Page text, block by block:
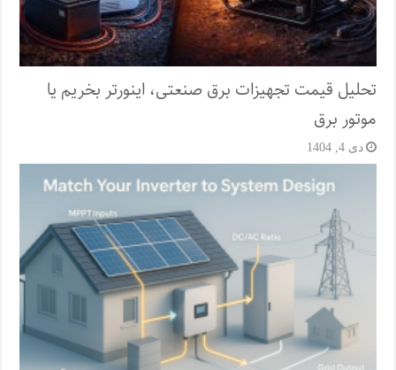
تحلیل قیمت تجهیزات برق صنعتی، اینورتر بخریم یا
موتور برق
دی 4, 1404